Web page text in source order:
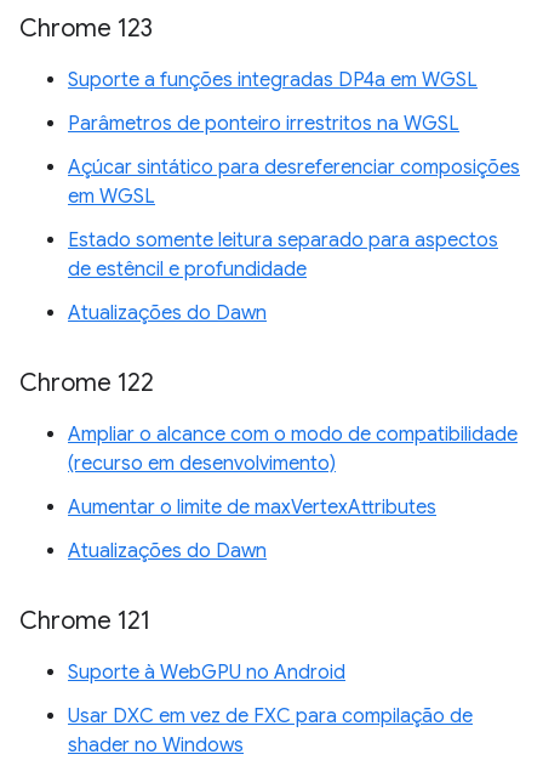
Chrome 123
Suporte a funções integradas DP4a em WGSL
Parâmetros de ponteiro irrestritos na WGSL
Açúcar sintático para desreferenciar composições
em WGSL
Estado somente leitura separado para aspectos
de estêncil e profundidade
Atualizações do Dawn
Chrome 122
Ampliar o alcance com o modo de compatibilidade
(recurso em desenvolvimento)
Aumentar o limite de maxVertexAttributes
Atualizações do Dawn
Chrome 121
Suporte à WebGPU no Android
Usar DXC em vez de FXC para compilação de
shader no Windows